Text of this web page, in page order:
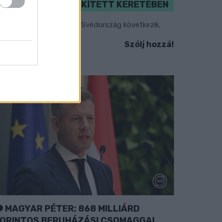
SZŰKÍTETT KERETÉBEN
Szlovénia és Svédország következik.
Szólj hozzá!
MAGYAR PÉTER: 868 MILLIÁRD